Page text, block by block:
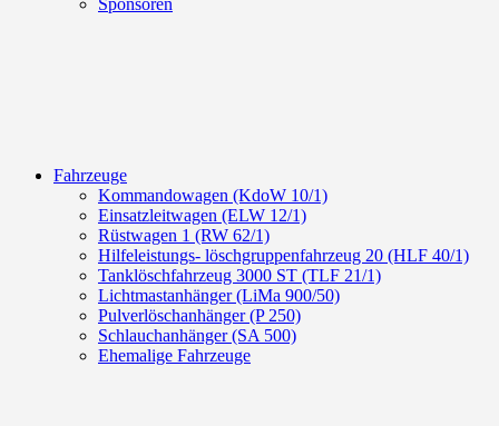
Sponsoren
Fahrzeuge
Kommandowagen (KdoW 10/1)
Einsatzleitwagen (ELW 12/1)
Rüstwagen 1 (RW 62/1)
Hilfeleistungs- löschgruppenfahrzeug 20 (HLF 40/1)
Tanklöschfahrzeug 3000 ST (TLF 21/1)
Lichtmastanhänger (LiMa 900/50)
Pulverlöschanhänger (P 250)
Schlauchanhänger (SA 500)
Ehemalige Fahrzeuge